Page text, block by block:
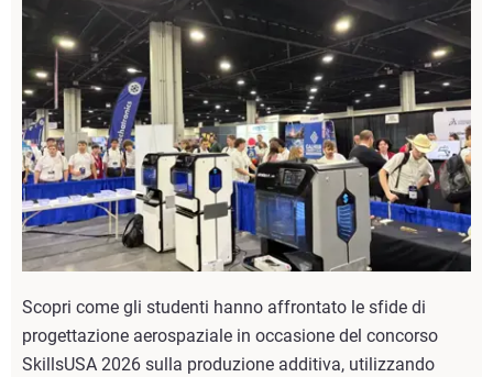
Scopri come gli studenti hanno affrontato le sfide di
progettazione aerospaziale in occasione del concorso
SkillsUSA 2026 sulla produzione additiva, utilizzando